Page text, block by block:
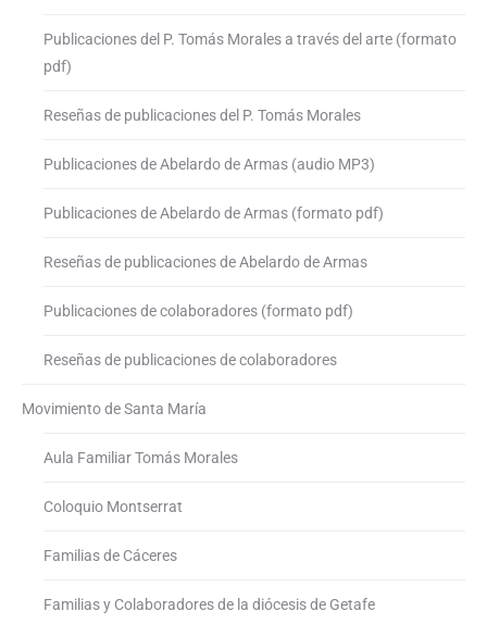
Publicaciones del P. Tomás Morales a través del arte (formato
pdf)
Reseñas de publicaciones del P. Tomás Morales
Publicaciones de Abelardo de Armas (audio MP3)
Publicaciones de Abelardo de Armas (formato pdf)
Reseñas de publicaciones de Abelardo de Armas
Publicaciones de colaboradores (formato pdf)
Reseñas de publicaciones de colaboradores
Movimiento de Santa María
Aula Familiar Tomás Morales
Coloquio Montserrat
Familias de Cáceres
Familias y Colaboradores de la diócesis de Getafe